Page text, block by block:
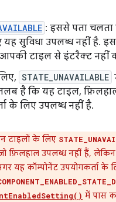
: इससे पता
सुविधा उपलब्ध नहीं है. इस
आपकी टाइल से इंटरैक्ट नहीं
STATE_UNAVAILABLE
है कि यह टाइल,
के लिए उपलब्ध नहीं है.
टाइलों के लिए
फ़िलहाल उपलब्ध नहीं हैं,
यह कॉम्पोनेंट उपयोगकर्ता के
में पास